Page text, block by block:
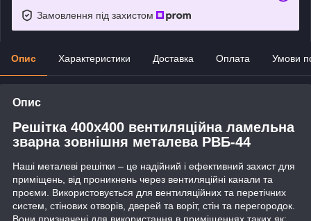
Замовлення під захистом
Опис Характеристики Доставка Оплата Умови
Опис
Решітка 400х400 вентиляційна ламельна
зварна зовнішня металева РВБ-44
Наші металеві решітки – це надійний і ефективний захист для
приміщень, від проникнень через вентиляційні канали та
проєми. Використовується для вентиляційних та перетічних
систем, стінових отворів, дверей та воріт, стін та перегородок.